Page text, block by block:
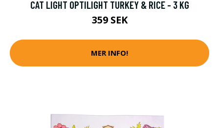
CAT LIGHT OPTILIGHT TURKEY & RICE - 3 KG
359 SEK
MER INFO!